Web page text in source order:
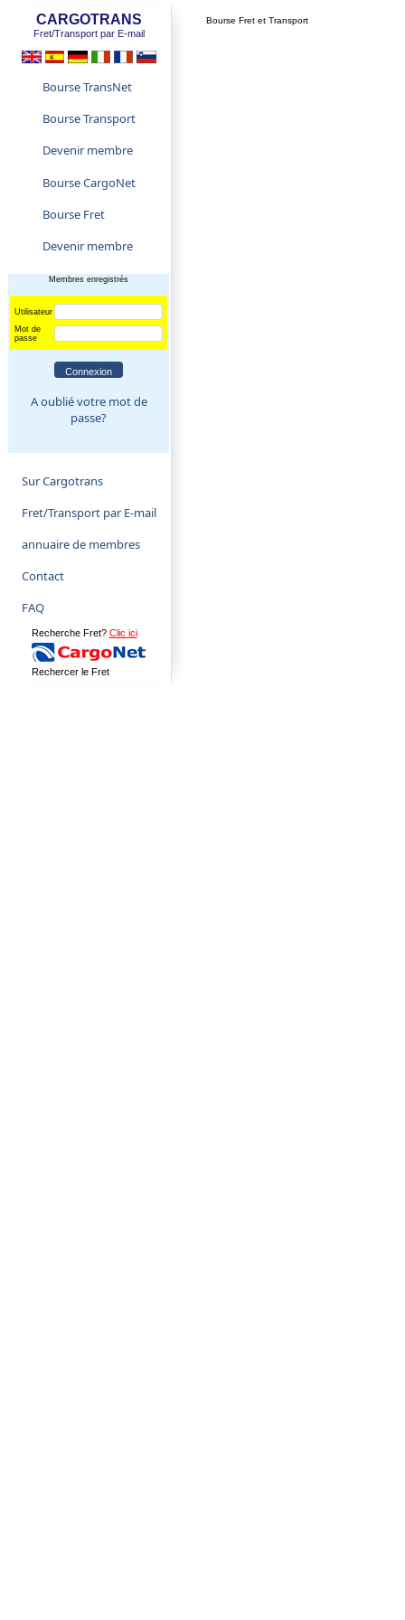
CARGOTRANS
Fret/Transport par E-mail
Bourse TransNet
Bourse Transport
Devenir membre
Bourse CargoNet
Bourse Fret
Devenir membre
Membres enregistrés
Utilisateur
Mot de
passe
A oublié votre mot de
passe?
Sur Cargotrans
Fret/Transport par E-mail
annuaire de membres
Contact
FAQ
Recherche Fret? Clic ici
Rechercer le Fret
Bourse Fret et Transport